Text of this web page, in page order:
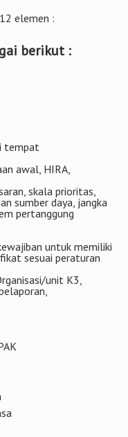
elemen :
berikut :
tempat
awal, HIRA,
skala prioritas,
sumber daya, jangka
pertanggung
untuk memiliki
sesuai peraturan
unit K3,